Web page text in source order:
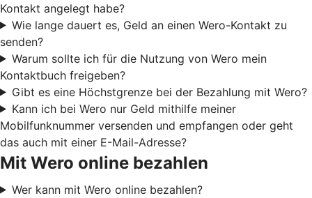
Kontakt angelegt habe?
Wie lange dauert es, Geld an einen Wero-Kontakt zu
senden?
Warum sollte ich für die Nutzung von Wero mein
Kontaktbuch freigeben?
Gibt es eine Höchstgrenze bei der Bezahlung mit Wero?
Kann ich bei Wero nur Geld mithilfe meiner
Mobilfunknummer versenden und empfangen oder geht
das auch mit einer E-Mail-Adresse?
Mit Wero online bezahlen
Wer kann mit Wero online bezahlen?